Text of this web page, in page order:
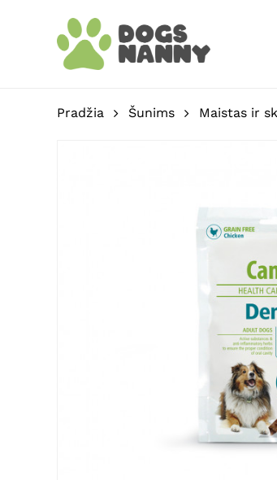
Pradžia Šunims Maistas ir